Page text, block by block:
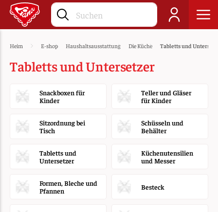
Heim E-shop Haushaltsausstattung Die Küche Tabletts und
Tabletts und Untersetzer
Snackboxen für
Kinder
Teller und Gläser
für Kinder
Sitzordnung bei
Tisch
Schüsseln und
Behälter
Tabletts und
Untersetzer
Küchenutensilien
und Messer
Formen, Bleche und
Pfannen
Besteck